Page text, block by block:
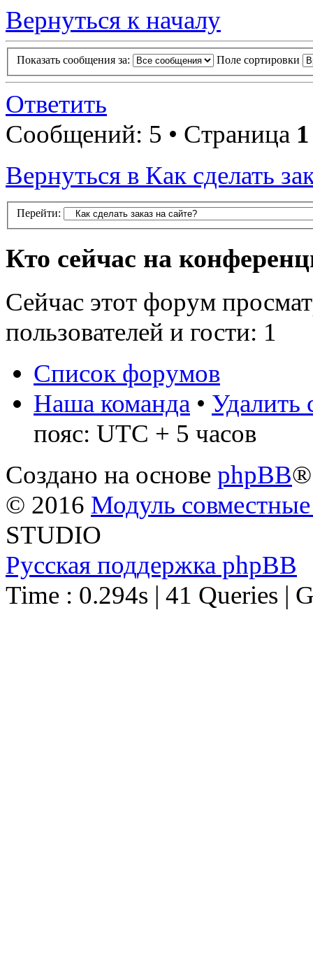
Вернуться к началу
Показать сообщения за: Поле сортировки
Ответить
Сообщений: 5 • Страница 1
Вернуться в Как сделать
Перейти:
Кто сейчас на
Сейчас этот форум
пользователей и гости: 1
Список форумов
Наша команда • Удалить
пояс: UTC + 5 часов
Создано на основе phpBB®
© 2016 Модуль
STUDIO
Русская поддержка phpBB
Time : 0.294s | 41 Queries |